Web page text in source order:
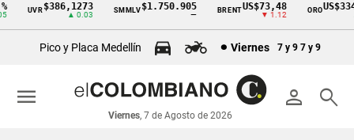
Cintillo
económicos
Colombia
UVR$386,1273
▲ 0.03
SMMLV$1.750.905 BRENTUS$73,48
▼ 1.12
ORO
Pico y Placa Medellín Viernes 7 y 9 7 y 9
person search
Viernes, 7 de Agosto de 2026
menu